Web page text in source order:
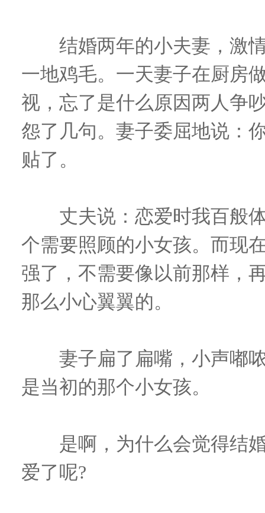
结婚两年的小夫妻，激情
一地鸡毛。一天妻子在厨房
视，忘了是什么原因两人争
怨了几句。妻子委屈地说：
贴了。
丈夫说：恋爱时我百般体
个需要照顾的小女孩。而现
强了，不需要像以前那样，
那么小心翼翼的。
妻子扁了扁嘴，小声嘟哝
是当初的那个小女孩。
是啊，为什么会觉得结婚
爱了呢?